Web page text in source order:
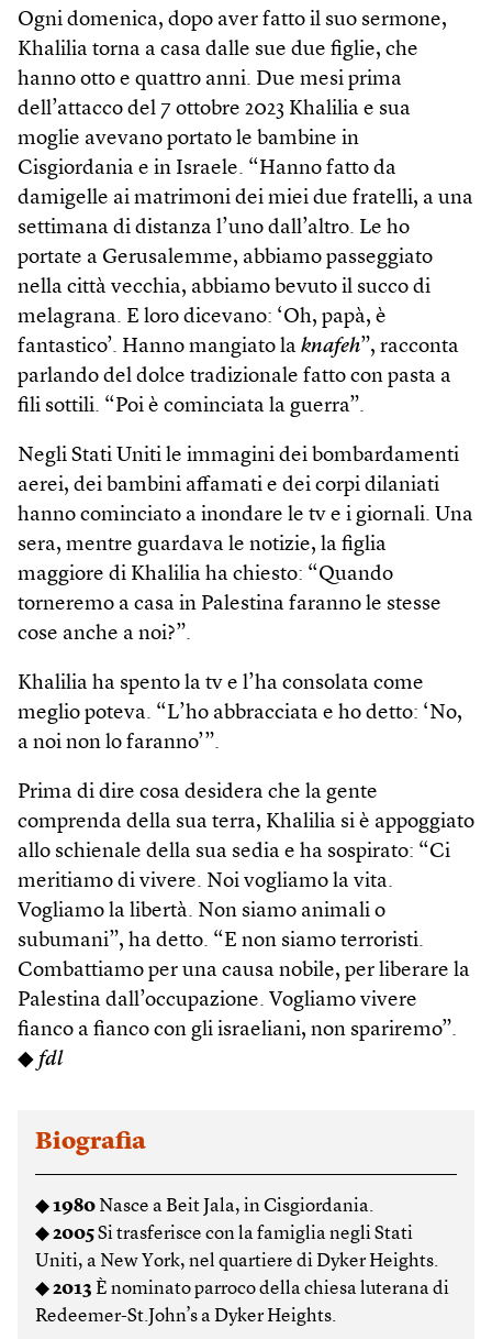
Ogni domenica, dopo aver fatto il suo sermone,
Khalilia torna a casa dalle sue due figlie, che
hanno otto e quattro anni. Due mesi prima
dell’attacco del 7 ottobre 2023 Khalilia e sua
moglie avevano portato le bambine in
Cisgiordania e in Israele. “Hanno fatto da
damigelle ai matrimoni dei miei due fratelli, a una
settimana di distanza l’uno dall’altro. Le ho
portate a Gerusalemme, abbiamo passeggiato
nella città vecchia, abbiamo bevuto il succo di
melagrana. E loro dicevano: ‘Oh, papà, è
fantastico’. Hanno mangiato la knafeh”, racconta
parlando del dolce tradizionale fatto con pasta a
fili sottili. “Poi è cominciata la guerra”.
Negli Stati Uniti le immagini dei bombardamenti
aerei, dei bambini affamati e dei corpi dilaniati
hanno cominciato a inondare le tv e i giornali. Una
sera, mentre guardava le notizie, la figlia
maggiore di Khalilia ha chiesto: “Quando
torneremo a casa in Palestina faranno le stesse
cose anche a noi?”.
Khalilia ha spento la tv e l’ha consolata come
meglio poteva. “L’ho abbracciata e ho detto: ‘No,
a noi non lo faranno’”.
Prima di dire cosa desidera che la gente
comprenda della sua terra, Khalilia si è appoggiato
allo schienale della sua sedia e ha sospirato: “Ci
meritiamo di vivere. Noi vogliamo la vita.
Vogliamo la libertà. Non siamo animali o
subumani”, ha detto. “E non siamo terroristi.
Combattiamo per una causa nobile, per liberare la
Palestina dall’occupazione. Vogliamo vivere
fianco a fianco con gli israeliani, non spariremo”.
◆ fdl
Biografia
◆1980 Nasce a Beit Jala, in Cisgiordania.
◆2005Si trasferisce con la famiglia negli Stati
Uniti, a New York, nel quartiere di Dyker Heights.
◆2013 È nominato parroco della chiesa luterana di
Redeem­er-St.John’s a Dyker Heights.